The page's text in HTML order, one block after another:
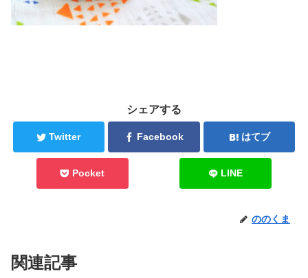
シェアする
Twitter Facebook はてブ
Pocket LINE
ののくま
関連記事